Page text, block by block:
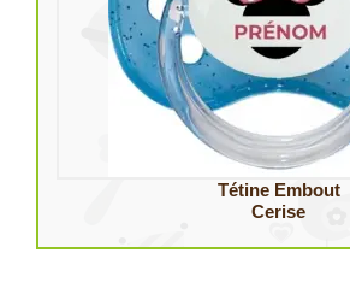
Tétine Embout
Cerise